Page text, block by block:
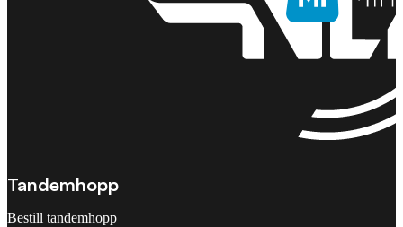
Tandemhopp
Bestill tandemhopp